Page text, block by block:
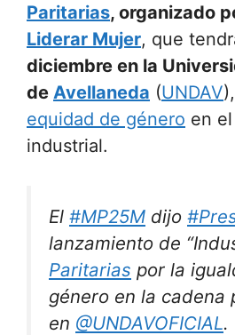
Paritarias, organizado
Liderar Mujer, que
diciembre en la
de Avellaneda (UNDAV
equidad de género en
industrial.
El #MP25M dijo
lanzamiento de
Paritarias por la
género en la cadena
en @UNDAVOFICIAL.